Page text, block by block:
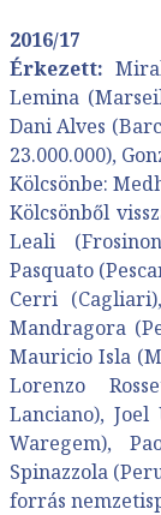
2016/17
Érkezett:
Lemina
Dani Alves
23.000.000),
Kölcsönbe:
Kölcsönből
Leali
Pasquato
Cerri
Mandragora
Mauricio Isla
Lorenzo
Lanciano),
Waregem),
Spinazzola
forrás